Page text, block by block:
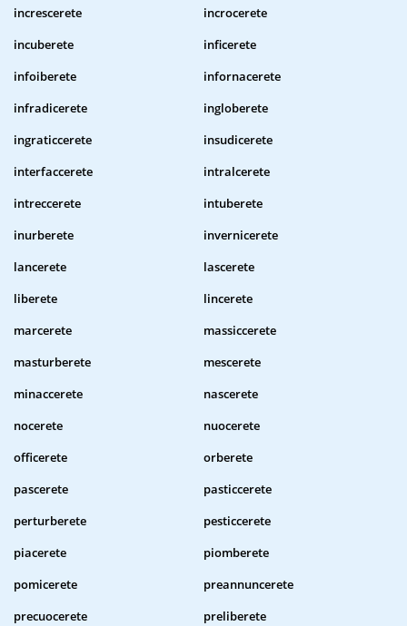
increscerete
incrocerete
incuberete
inficerete
infoiberete
infornacerete
infradicerete
ingloberete
ingraticcerete
insudicerete
interfaccerete
intralcerete
intreccerete
intuberete
inurberete
invernicerete
lancerete
lascerete
liberete
lincerete
marcerete
massiccerete
masturberete
mescerete
minaccerete
nascerete
nocerete
nuocerete
officerete
orberete
pascerete
pasticcerete
perturberete
pesticcerete
piacerete
piomberete
pomicerete
preannuncerete
precuocerete
preliberete